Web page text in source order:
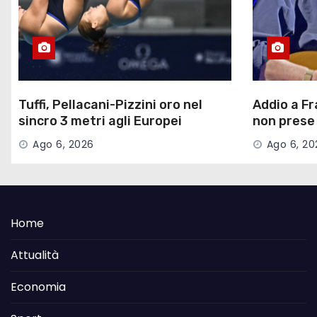
Tuffi, Pellacani-Pizzini oro nel
sincro 3 metri agli Europei
Ago 6, 2026
Addio a
non
Ago 6,
Home
Attualità
Economia